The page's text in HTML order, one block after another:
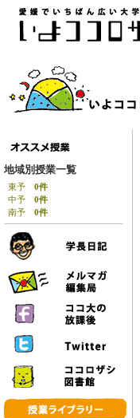
地域別授業一覧
東予 0件
中予 0件
南予 0件